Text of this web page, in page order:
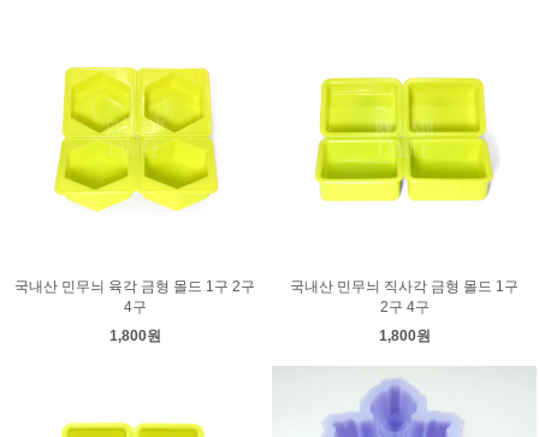
국내산 민무늬 육각 금형 몰드 1구 2구
4구
1,800원
국내산 민무늬 직사각 금형 몰드 1구
2구 4구
1,800원